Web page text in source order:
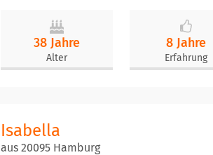
38 Jahre
Alter
8 Jahre
Erfahrung
Isabella
aus 20095 Hamburg